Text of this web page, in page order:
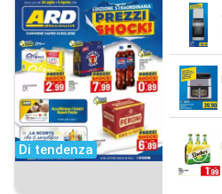
Di tendenza